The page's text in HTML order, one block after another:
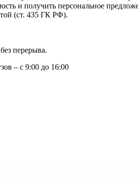
и получить персональное
(ст. 435 ГК РФ).
перерыва.
– с 9:00 до 16:00